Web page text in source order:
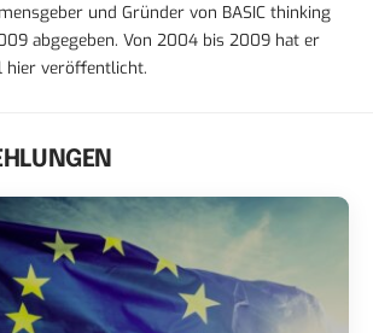
und Gründer von BASIC thinking
abgegeben. Von 2004 bis 2009 hat er
hier veröffentlicht.